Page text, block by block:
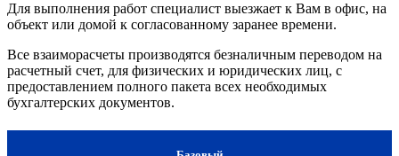
Для выполнения работ специалист выезжает к Вам в офис, на
объект или домой к согласованному заранее времени.
Все взаиморасчеты производятся безналичным переводом на
расчетный счет, для физических и юридических лиц, с
предоставлением полного пакета всех необходимых
бухгалтерских документов.